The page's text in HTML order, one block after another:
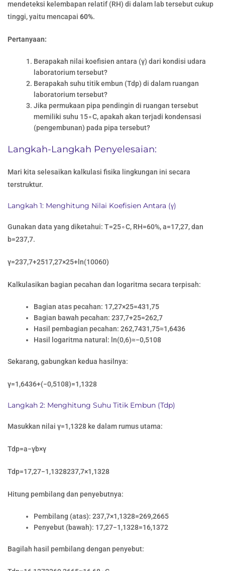
mendeteksi kelembapan relatif (RH) di dalam lab tersebut cukup
tinggi, yaitu mencapai 60%.
Pertanyaan:
Berapakah nilai koefisien antara (γ) dari kondisi udara
laboratorium tersebut?
Berapakah suhu titik embun (Tdp​) di dalam ruangan
laboratorium tersebut?
Jika permukaan pipa pendingin di ruangan tersebut
memiliki suhu 15∘C, apakah akan terjadi kondensasi
(pengembunan) pada pipa tersebut?
Langkah-Langkah Penyelesaian:
Mari kita selesaikan kalkulasi fisika lingkungan ini secara
terstruktur.
Langkah 1: Menghitung Nilai Koefisien Antara (γ)
Gunakan data yang diketahui: T=25∘C, RH=60%, a=17,27, dan
b=237,7.
γ=237,7+2517,27×25​+ln(10060​)
Kalkulasikan bagian pecahan dan logaritma secara terpisah:
Bagian atas pecahan: 17,27×25=431,75
Bagian bawah pecahan: 237,7+25=262,7
Hasil pembagian pecahan: 262,7431,75​≈1,6436
Hasil logaritma natural: ln(0,6)≈−0,5108
Sekarang, gabungkan kedua hasilnya:
γ=1,6436+(−0,5108)=1,1328
Langkah 2: Menghitung Suhu Titik Embun (Tdp​)
Masukkan nilai γ=1,1328 ke dalam rumus utama:
Tdp​=a−γb×γ​
Tdp​=17,27−1,1328237,7×1,1328​
Hitung pembilang dan penyebutnya:
Pembilang (atas): 237,7×1,1328=269,2665
Penyebut (bawah): 17,27−1,1328=16,1372
Bagilah hasil pembilang dengan penyebut: